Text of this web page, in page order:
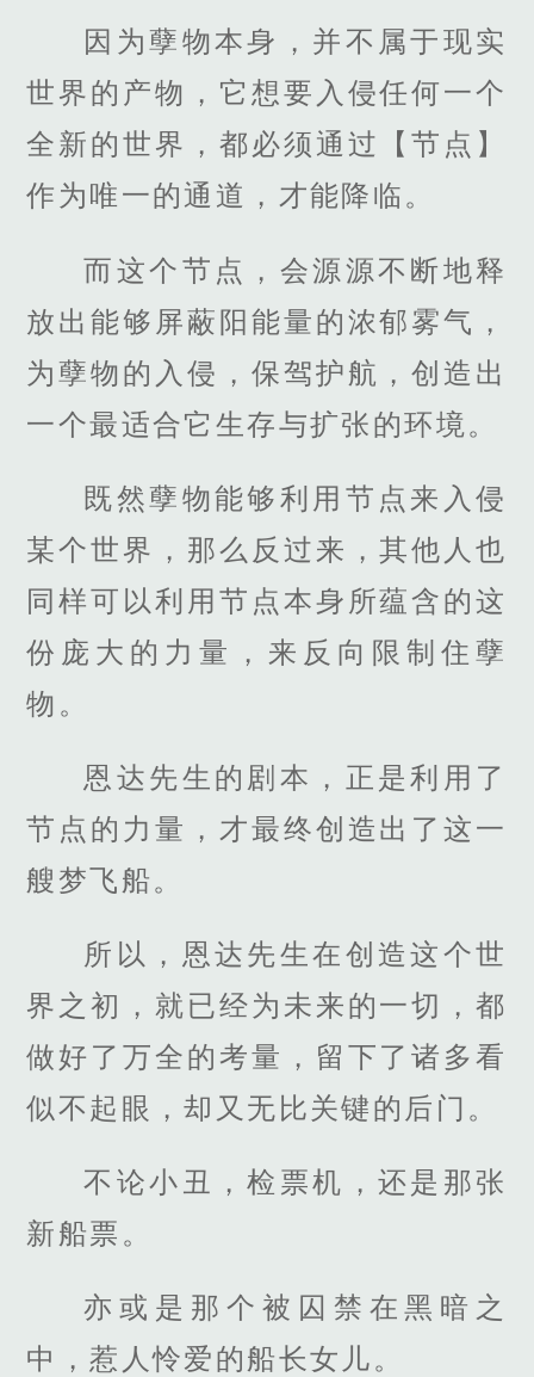
因为孽物本身，并不属于现实
世界的产物，它想要入侵任何一个
全新的世界，都必须通过【节点】
作为唯一的通道，才能降临。
而这个节点，会源源不断地释
放出能够屏蔽阳能量的浓郁雾气，
为孽物的入侵，保驾护航，创造出
一个最适合它生存与扩张的环境。
既然孽物能够利用节点来入侵
某个世界，那么反过来，其他人也
同样可以利用节点本身所蕴含的这
份庞大的力量，来反向限制住孽
物。
恩达先生的剧本，正是利用了
节点的力量，才最终创造出了这一
艘梦飞船。
所以，恩达先生在创造这个世
界之初，就已经为未来的一切，都
做好了万全的考量，留下了诸多看
似不起眼，却又无比关键的后门。
不论小丑，检票机，还是那张
新船票。
亦或是那个被囚禁在黑暗之
中，惹人怜爱的船长女儿。